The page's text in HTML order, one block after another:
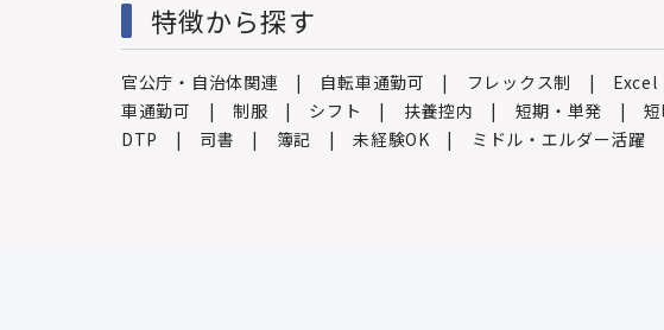
特徴から探す
官公庁・自治体関連 自転車通勤可 フレックス制 Excel
車通勤可
制服 シフト 扶養控内 短期・単発
DTP
司書 簿記 未経験OK ミドル・エルダー活躍